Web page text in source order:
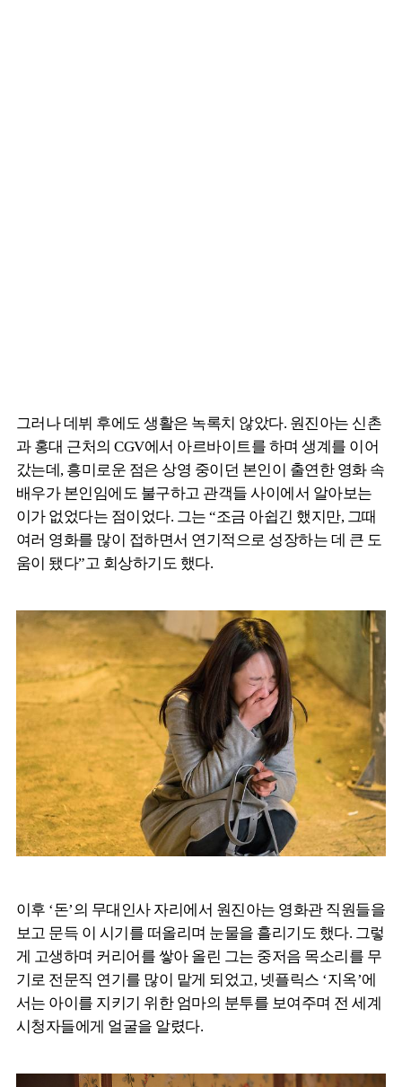
그러나 데뷔 후에도 생활은 녹록치 않았다. 원진아는 신촌
과 홍대 근처의 CGV에서 아르바이트를 하며 생계를 이어
갔는데, 흥미로운 점은 상영 중이던 본인이 출연한 영화 속
배우가 본인임에도 불구하고 관객들 사이에서 알아보는
이가 없었다는 점이었다. 그는 “조금 아쉽긴 했지만, 그때
여러 영화를 많이 접하면서 연기적으로 성장하는 데 큰 도
움이 됐다”고 회상하기도 했다.
이후 ‘돈’의 무대인사 자리에서 원진아는 영화관 직원들을
보고 문득 이 시기를 떠올리며 눈물을 흘리기도 했다. 그렇
게 고생하며 커리어를 쌓아 올린 그는 중저음 목소리를 무
기로 전문직 연기를 많이 맡게 되었고, 넷플릭스 ‘지옥’에
서는 아이를 지키기 위한 엄마의 분투를 보여주며 전 세계
시청자들에게 얼굴을 알렸다.